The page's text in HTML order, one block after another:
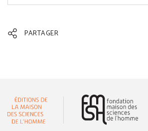
PARTAGER